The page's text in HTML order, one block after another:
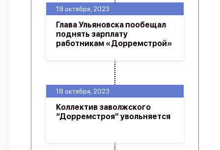
18 октября, 2023
Коллектив заволжского
“Дорремстроя” увольняется
19 октября, 2023
Глава Ульяновска пообещал
поднять зарплату
работникам «Дорремстрой»